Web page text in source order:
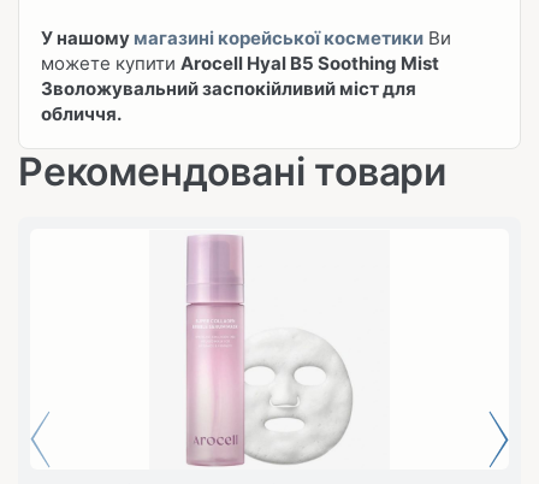
У нашому магазині корейської косметики Ви
можете купити Arocell Hyal B5 Soothing Mist
Зволожувальний заспокійливий міст для
обличчя.
Рекомендовані товари